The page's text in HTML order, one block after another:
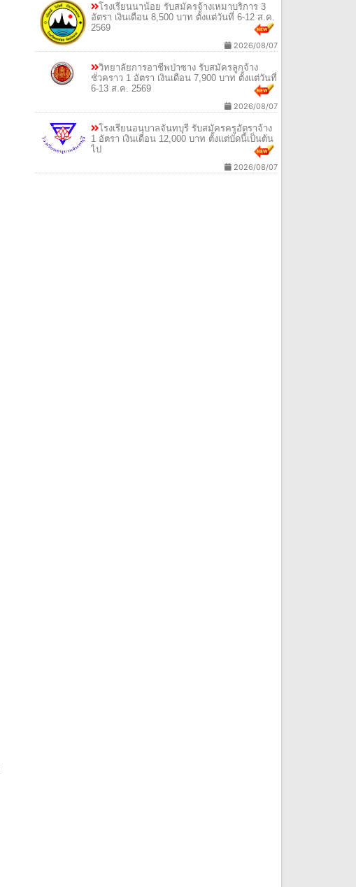
โรงเรียนนาน้อย รับสมัครจ้างเหมาบริการ 3
อัตรา เงินเดือน 8,500 บาท ตั้งแต่วันที่ 6-12 ส.ค.
2569
2026/08/07
วิทยาลัยการอาชีพป่าซาง รับสมัครลูกจ้าง
ชั่วคราว 1 อัตรา เงินเดือน 7,900 บาท ตั้งแต่วันที่
6-13 ส.ค. 2569
2026/08/07
โรงเรียนอนุบาลจันทบุรี รับสมัครครูอัตราจ้าง
1 อัตรา เงินเดือน 12,000 บาท ตั้งแต่บัดนี้เป็นต้น
ไป
2026/08/07